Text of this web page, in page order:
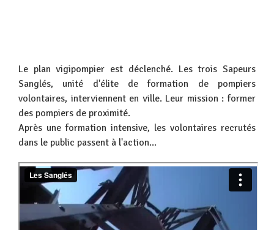
Le plan vigipompier est déclenché. Les trois Sapeurs
Sanglés, unité d'élite de formation de pompiers
volontaires, interviennent en ville. Leur mission : former
des pompiers de proximité.
Après une formation intensive, les volontaires recrutés
dans le public passent à l'action...